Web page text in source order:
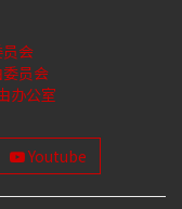
会
员会
办公室
Youtube